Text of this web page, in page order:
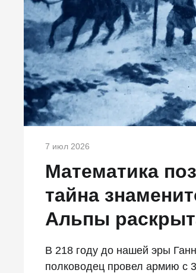
7 июл 2026
Математика
тайна
Альпы
В 218 году до нашей эры
полководец провел армию с